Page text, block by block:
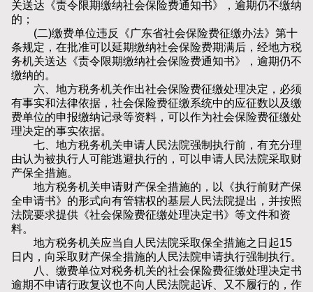
关送达《责令限期缴纳社会保险费通知书》，逾期仍不缴纳
的；
(二)缴费单位违反《广东省社会保险费征缴办法》第十
条规定，在批准可以延期缴纳社会保险费期满后，经地方税
务机关送达《责令限期缴纳社会保险费通知书》，逾期仍不
缴纳的。
六、地方税务机关作出社会保险费征缴处理决定，必须
有事实和法律依据，社会保险费征缴系统中的应征数以及缴
费单位的申报缴纳记录等资料，可以作为社会保险费征缴处
理决定的事实依据。
七、地方税务机关申请人民法院强制执行前，有充分理
由认为被执行人可能逃避执行的，可以申请人民法院采取财
产保全措施。
地方税务机关申请财产保全措施的，以《执行前财产保
全申请书》的形式向有管辖权的基层人民法院提出，并按照
法院要求提供《社会保险费征缴处理决定书》等文件和资
料。
地方税务机关应当自人民法院采取保全措施之日起15
日内，向采取财产保全措施的人民法院申请执行强制执行。
八、缴费单位对税务机关的社会保险费征缴处理决定书
逾期不申请行政复议也不向人民法院起诉、又不履行的，作